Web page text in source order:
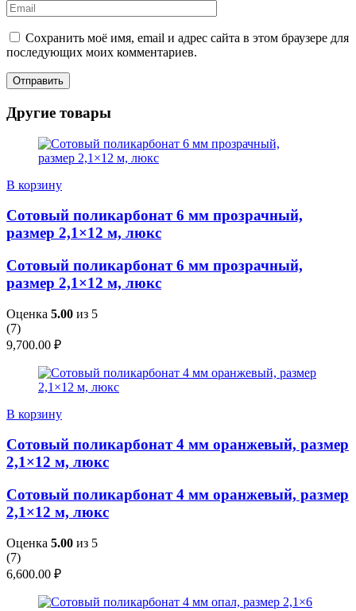
Сохранить моё имя, email и адрес сайта в этом браузере для
последующих моих комментариев.
Другие товары
В корзину
Сотовый поликарбонат 6 мм прозрачный,
размер 2,1×12 м, люкс
Сотовый поликарбонат 6 мм прозрачный,
размер 2,1×12 м, люкс
Оценка 5.00 из 5
(7)
9,700.00 ₽
В корзину
Сотовый поликарбонат 4 мм оранжевый, размер
2,1×12 м, люкс
Сотовый поликарбонат 4 мм оранжевый, размер
2,1×12 м, люкс
Оценка 5.00 из 5
(7)
6,600.00 ₽